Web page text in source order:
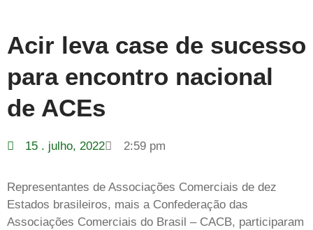
Acir leva case de sucesso
para encontro nacional
de ACEs
15 . julho, 2022 2:59 pm
Representantes de Associações Comerciais de dez
Estados brasileiros, mais a Confederação das
Associações Comerciais do Brasil – CACB, participaram